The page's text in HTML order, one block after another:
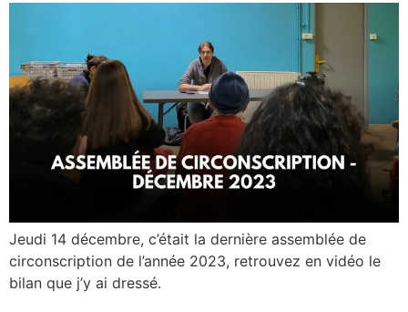
Jeudi 14 décembre, c’était la dernière assemblée de
circonscription de l’année 2023, retrouvez en vidéo le
bilan que j’y ai dressé.